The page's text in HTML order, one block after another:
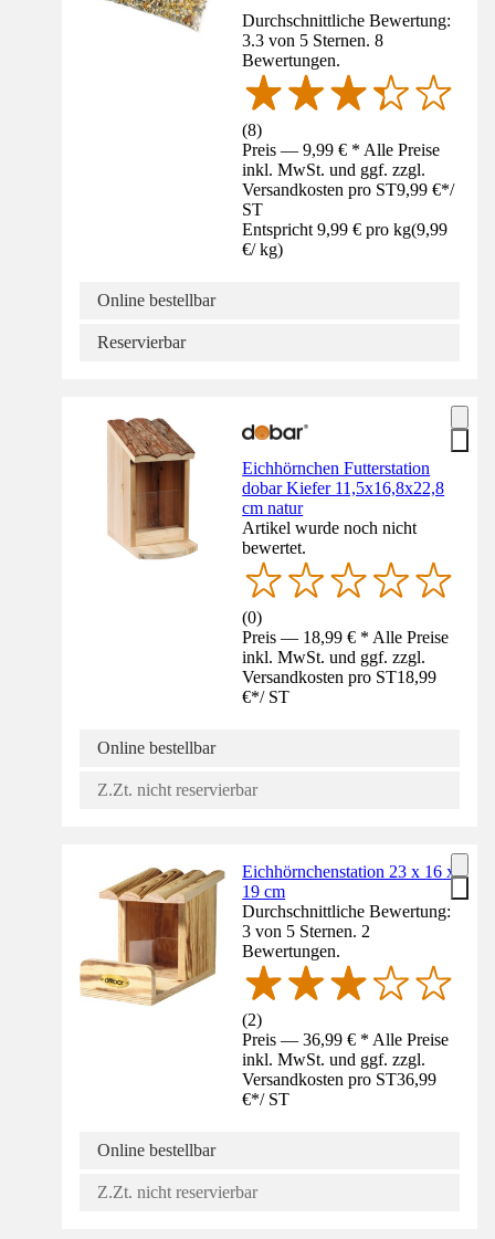
Durchschnittliche Bewertung:
3.3 von 5 Sternen. 8
Bewertungen.
(8)
Preis — 9,99 € * Alle Preise
inkl. MwSt. und ggf. zzgl.
Versandkosten pro ST9,99 €*/
ST
Entspricht 9,99 € pro kg(9,99
€/ kg)
Online bestellbar
Reservierbar
Eichhörnchen Futterstation
dobar Kiefer 11,5x16,8x22,8
cm natur
Artikel wurde noch nicht
bewertet.
(0)
Preis — 18,99 € * Alle Preise
inkl. MwSt. und ggf. zzgl.
Versandkosten pro ST18,99
€*/ ST
Online bestellbar
Z.Zt. nicht reservierbar
Eichhörnchenstation 23 x 16 x
19 cm
Durchschnittliche Bewertung:
3 von 5 Sternen. 2
Bewertungen.
(2)
Preis — 36,99 € * Alle Preise
inkl. MwSt. und ggf. zzgl.
Versandkosten pro ST36,99
€*/ ST
Online bestellbar
Z.Zt. nicht reservierbar